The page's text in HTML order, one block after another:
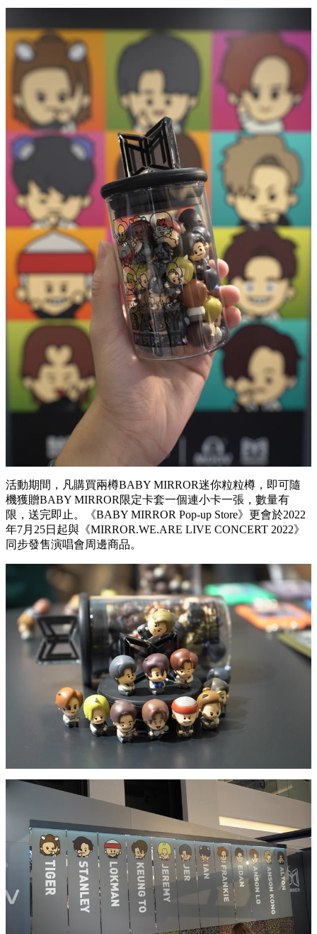
活動期間，凡購買兩樽BABY MIRROR迷你粒粒樽，即可隨
機獲贈BABY MIRROR限定卡套一個連小卡一張，數量有
限，送完即止。《BABY MIRROR Pop-up Store》更會於2022
年7月25日起與《MIRROR.WE.ARE LIVE CONCERT 2022》
同步發售演唱會周邊商品。